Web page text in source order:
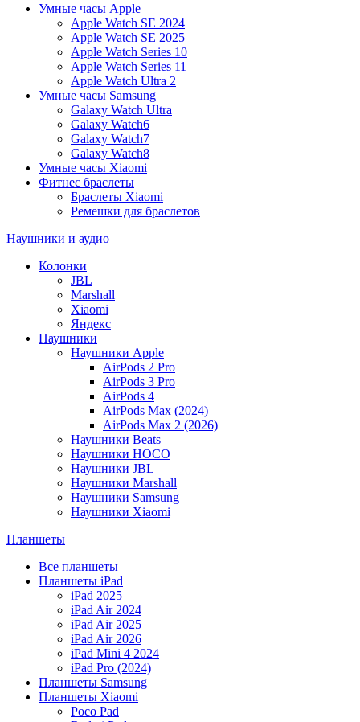
Умные часы Apple
Apple Watch SE 2024
Apple Watch SE 2025
Apple Watch Series 10
Apple Watch Series 11
Apple Watch Ultra 2
Умные часы Samsung
Galaxy Watch Ultra
Galaxy Watch6
Galaxy Watch7
Galaxy Watch8
Умные часы Xiaomi
Фитнес браслеты
Браслеты Xiaomi
Ремешки для браслетов
Наушники и аудио
Колонки
JBL
Marshall
Xiaomi
Яндекс
Наушники
Наушники Apple
AirPods 2 Pro
AirPods 3 Pro
AirPods 4
AirPods Max (2024)
AirPods Max 2 (2026)
Наушники Beats
Наушники HOCO
Наушники JBL
Наушники Marshall
Наушники Samsung
Наушники Xiaomi
Планшеты
Все планшеты
Планшеты iPad
iPad 2025
iPad Air 2024
iPad Air 2025
iPad Air 2026
iPad Mini 4 2024
iPad Pro (2024)
Планшеты Samsung
Планшеты Xiaomi
Poco Pad